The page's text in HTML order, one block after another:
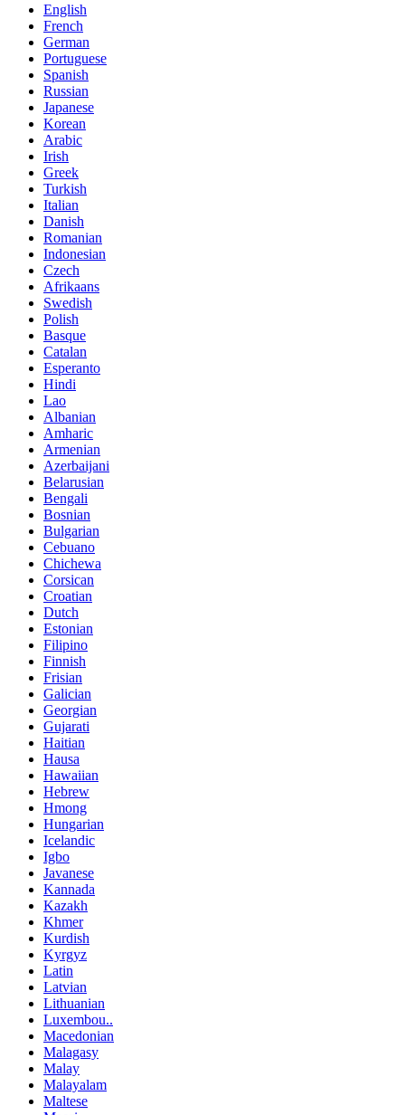
English
French
German
Portuguese
Spanish
Russian
Japanese
Korean
Arabic
Irish
Greek
Turkish
Italian
Danish
Romanian
Indonesian
Czech
Afrikaans
Swedish
Polish
Basque
Catalan
Esperanto
Hindi
Lao
Albanian
Amharic
Armenian
Azerbaijani
Belarusian
Bengali
Bosnian
Bulgarian
Cebuano
Chichewa
Corsican
Croatian
Dutch
Estonian
Filipino
Finnish
Frisian
Galician
Georgian
Gujarati
Haitian
Hausa
Hawaiian
Hebrew
Hmong
Hungarian
Icelandic
Igbo
Javanese
Kannada
Kazakh
Khmer
Kurdish
Kyrgyz
Latin
Latvian
Lithuanian
Luxembou..
Macedonian
Malagasy
Malay
Malayalam
Maltese